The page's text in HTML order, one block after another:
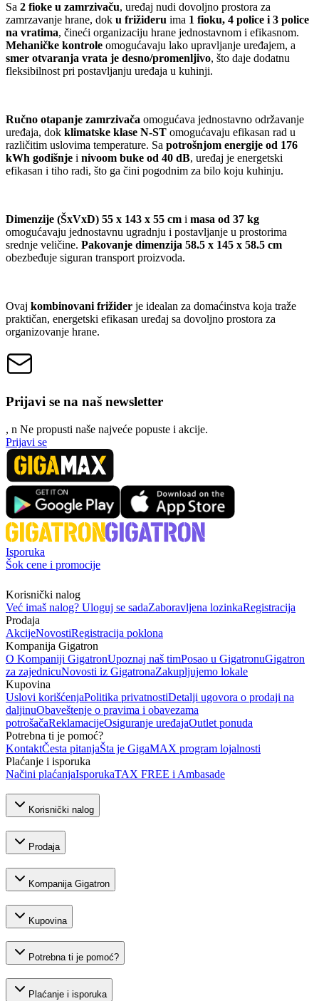
Sa 2 fioke u zamrzivaču, uređaj nudi dovoljno prostora za
zamrzavanje hrane, dok u frižideru ima 1 fioku, 4 police i 3 police
na vratima, čineći organizaciju hrane jednostavnom i efikasnom.
Mehaničke kontrole omogućavaju lako upravljanje uređajem, a
smer otvaranja vrata je desno/promenljivo, što daje dodatnu
fleksibilnost pri postavljanju uređaja u kuhinji.
Ručno otapanje zamrzivača omogućava jednostavno održavanje
uređaja, dok klimatske klase N-ST omogućavaju efikasan rad u
različitim uslovima temperature. Sa potrošnjom energije od 176
kWh godišnje i nivoom buke od 40 dB, uređaj je energetski
efikasan i tiho radi, što ga čini pogodnim za bilo koju kuhinju.
Dimenzije (ŠxVxD) 55 x 143 x 55 cm i masa od 37 kg
omogućavaju jednostavnu ugradnju i postavljanje u prostorima
srednje veličine. Pakovanje dimenzija 58.5 x 145 x 58.5 cm
obezbeđuje siguran transport proizvoda.
Ovaj kombinovani frižider je idealan za domaćinstva koja traže
praktičan, energetski efikasan uređaj sa dovoljno prostora za
organizovanje hrane.
Prijavi se na naš newsletter
, n Ne propusti naše najveće popuste i akcije.
Prijavi se
Isporuka
Šok cene i promocije
Korisnički nalog
Već imaš nalog? Uloguj se sadaZaboravljena lozinkaRegistracija
Prodaja
AkcijeNovostiRegistracija poklona
Kompanija Gigatron
O Kompaniji GigatronUpoznaj naš timPosao u GigatronuGigatron
za zajednicuNovosti iz GigatronaZakupljujemo lokale
Kupovina
Uslovi korišćenjaPolitika privatnostiDetalji ugovora o prodaji na
daljinuObaveštenje o pravima i obavezama
potrošačaReklamacijeOsiguranje uređajaOutlet ponuda
Potrebna ti je pomoć?
KontaktČesta pitanjaŠta je GigaMAX program lojalnosti
Plaćanje i isporuka
Načini plaćanjaIsporukaTAX FREE i Ambasade
Korisnički nalog
Prodaja
Kompanija Gigatron
Kupovina
Potrebna ti je pomoć?
Plaćanje i isporuka